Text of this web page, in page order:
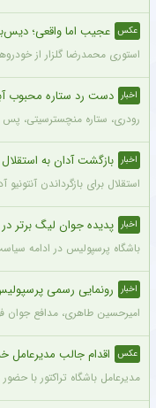
عکس عجیب اما واقعی؛
استوری محمدرضا گلزار از
اخبار دست رد ستاره محبوب آبی
رودری، ستاره منچسترسیتی،
اخبار بازگشت آدان به
استقلال برای بازگرداندن آنتونیو آدان
اخبار پدیده جوان لیگ برتر
باشگاه پرسپولیس در ادامه سیاست‌های
اخبار رونمایی رسمی
امیرحسین طاهری، مدافع جوان
عکس اقدام جالب مدیرعامل
مدیرعامل باشگاه تراکتور با